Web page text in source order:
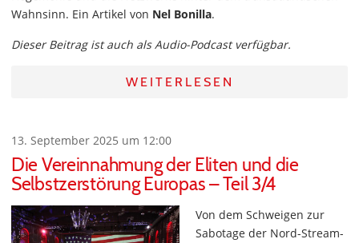
Wahnsinn. Ein Artikel von Nel Bonilla.
Dieser Beitrag ist auch als Audio-Podcast verfügbar.
WEITERLESEN
13. September 2025 um 12:00
Die Vereinnahmung der Eliten und die
Selbstzerstörung Europas – Teil 3/4
Von dem Schweigen zur
Sabotage der Nord-Stream-